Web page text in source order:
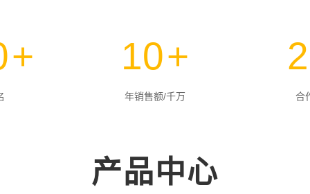
+ 10+
年销售额/千万 合
产品中心